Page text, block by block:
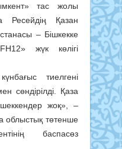
тас жолы
Қазан
– Бішкекке
жүк көлігі
тиелгені
сөндірілді. Қаза
жоқ», –
облыстық төтенше
баспасөз